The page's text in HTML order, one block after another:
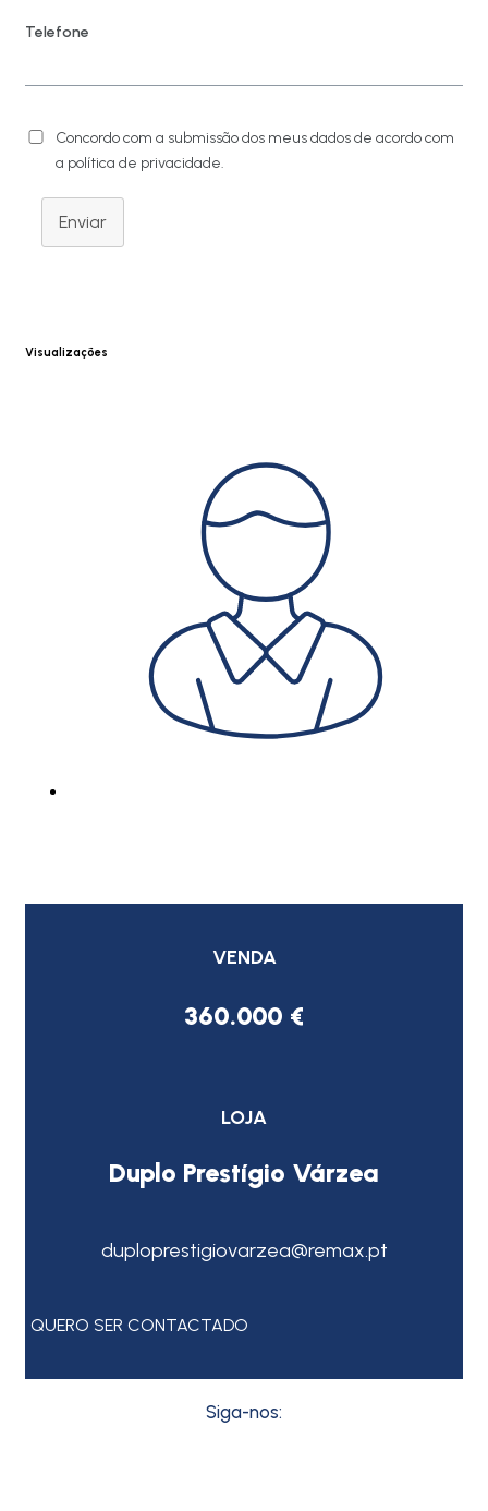
Telefone
Concordo com a submissão dos meus dados de acordo com
a política de privacidade.
Enviar
Visualizações
VENDA
360.000 €
LOJA
Duplo Prestígio Várzea
duploprestigiovarzea@remax.pt
QUERO SER CONTACTADO
Siga-nos: